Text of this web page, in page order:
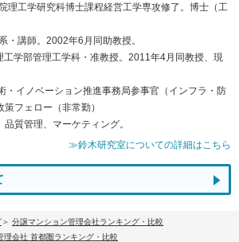
理工学研究科博士課程経営工学専攻修了。博士（工
・講師。2002年6月同助教授。
学部管理工学科・准教授。2011年4月同教授、現
・イノベーション推進事務局参事官（インフラ・防
フェロー（非常勤）
質管理、マーケティング。
≫鈴木研究室についての詳細はこちら
分譲マンション管理会社ランキング・比較
理会社 首都圏ランキング・比較